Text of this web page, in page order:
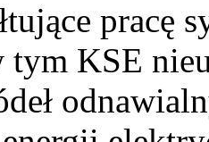
pracę
tym KSE